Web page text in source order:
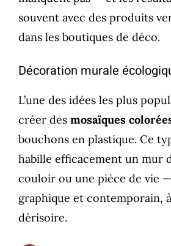
souvent avec des produits
dans les boutiques de déco.
Décoration murale
L’une des idées les plus
créer des mosaïques
bouchons en plastique. Ce
habille efficacement un mur
couloir ou une pièce de vie
graphique et contemporain,
dérisoire.